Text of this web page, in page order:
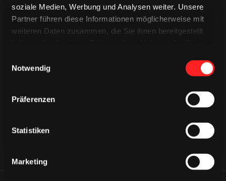
soziale Medien, Werbung und Analysen weiter. Unsere
Partner führen diese Informationen möglicherweise mit
weiteren Daten zusammen, die Sie ihnen bereitgestellt
Notwendig
Präferenzen
Statistiken
Marketing